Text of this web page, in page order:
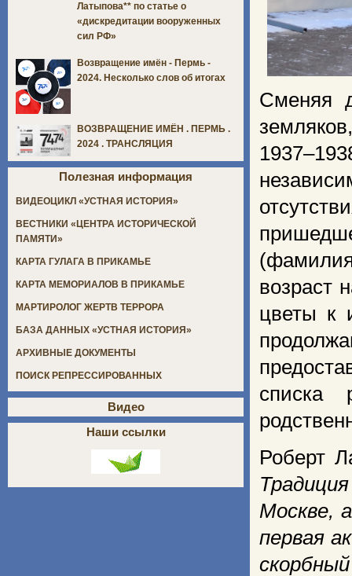
Сменяя
возраст
цветы к
списка
Роберт
Москве,
первая
Латыпова** по статье о
«дискредитации вооруженных
сил РФ»
Возвращение имён - Пермь -
2024. Несколько слов об итогах
ВОЗВРАЩЕНИЕ ИМЁН . ПЕРМЬ .
2024 . ТРАНСЛЯЦИЯ
Полезная информация
ВИДЕОЦИКЛ «УСТНАЯ ИСТОРИЯ»
ВЕСТНИКИ «ЦЕНТРА ИСТОРИЧЕСКОЙ
ПАМЯТИ»
КАРТА ГУЛАГА В ПРИКАМЬЕ
КАРТА МЕМОРИАЛОВ В ПРИКАМЬЕ
МАРТИРОЛОГ ЖЕРТВ ТЕРРОРА
БАЗА ДАННЫХ «УСТНАЯ ИСТОРИЯ»
АРХИВНЫЕ ДОКУМЕНТЫ
ПОИСК РЕПРЕССИРОВАННЫХ
Видео
Наши ссылки